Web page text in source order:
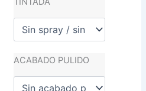
ACABADO PULIDO